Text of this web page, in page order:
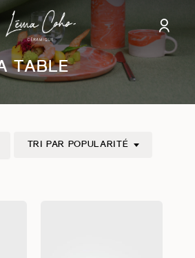
TABLE
TRI PAR POPULARITÉ
Fermer
les
filtres